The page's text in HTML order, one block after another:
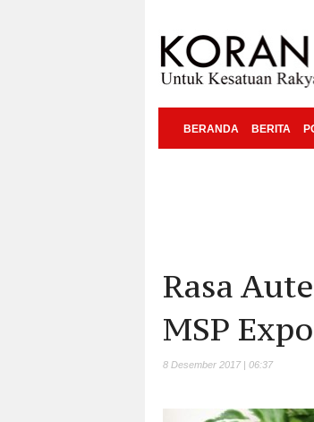
BERANDA BERITA
Rasa
MSP
8 Desember 2017 | 06:37